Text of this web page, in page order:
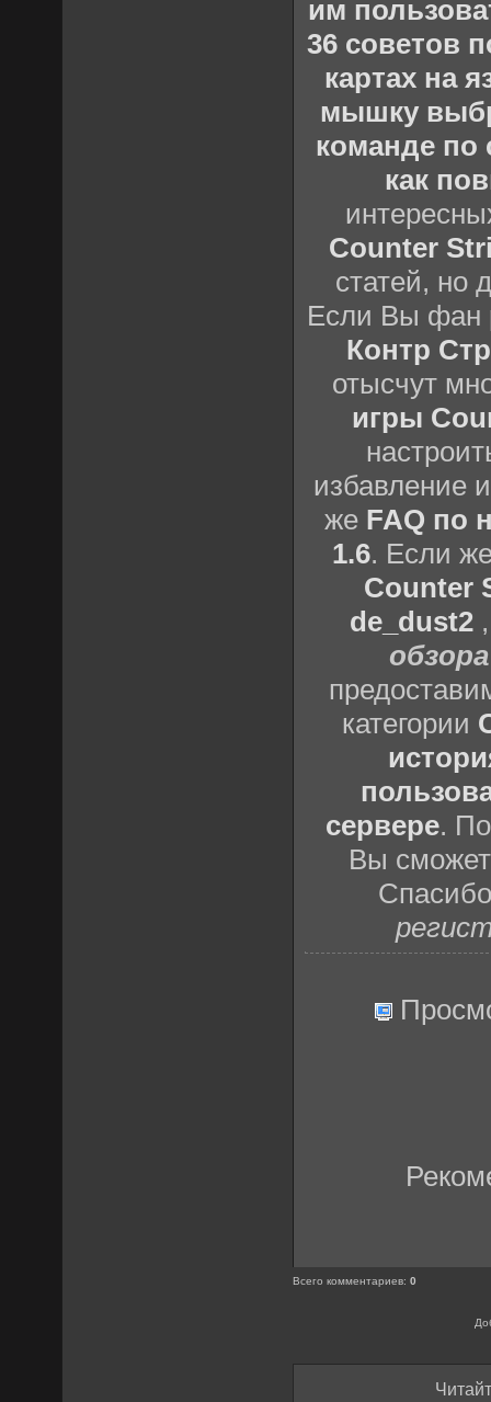
им
36 советов
картах на
мышку
команде по
как
Counter
статей, но
Если Вы фан
Контр
отысчут
игры
избавление
же FAQ по
1.6. Если
Counter
de_dust2
категории
сервере.
Вы
Всего комментариев:0